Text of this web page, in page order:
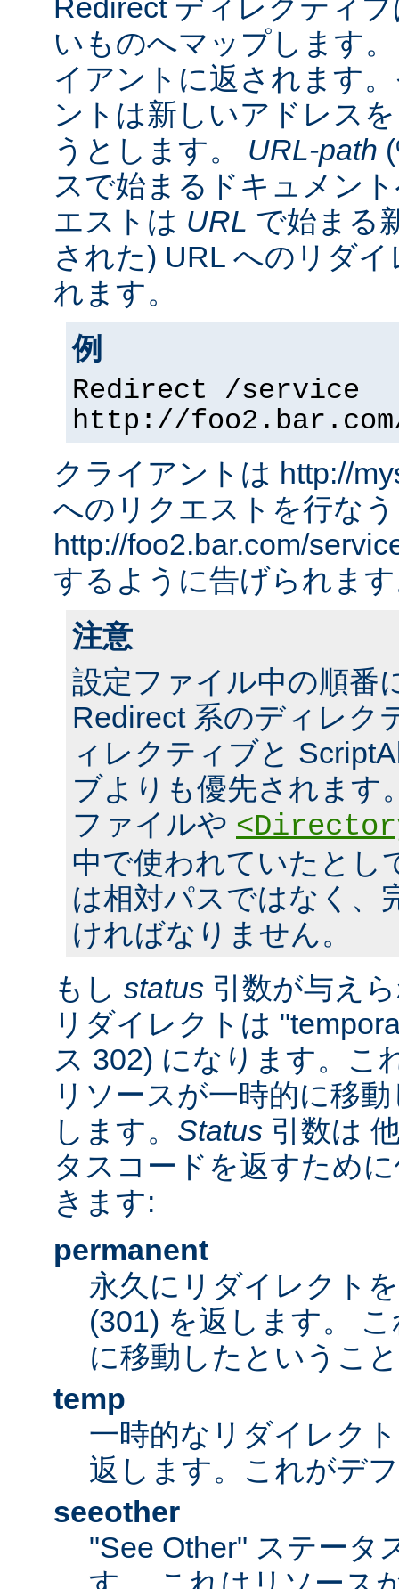
Redirect ディレクティ
いものへマップします
イアントに返されます
ントは新しいアドレス
うとします。 URL-path
スで始まるドキュメン
エストは URL で始まる
された) URL へのリダ
れます。
例
Redirect /service
http://
クライアントは http://
へのリクエストを行な
http://foo2.bar.com/
するように告げられま
注意
設定ファイル中の順番
Redirect 系のディレク
ィレクティブと
ブよりも優先されます
ファイルや
中で使われていたとし
は相対パスではなく、
ければなりません。
もし status 引数が与え
リダイレクトは
ス 302) になります。こ
リソースが一時的に移
します。 Status 引数は
タスコードを返すため
きます:
permanent
永久にリダイレクト
(301) を返します。
に移動したというこ
temp
一時的なリダイレク
返します。これがデ
seeother
"See Other" ステータ